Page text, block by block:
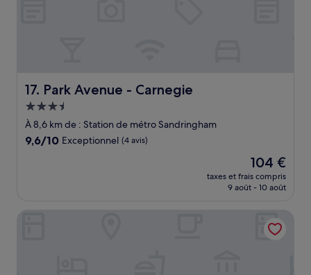
17. Park Avenue - Carnegie
Park Avenue - Carnegie
Hébergement
3.5 étoiles
À 8,6 km de : Station de métro Sandringham
9.6
9,6/10 Exceptionnel (4 avis)
Le
nouveau
prix
de
104 €
104 €
taxes et frais compris
9 août - 10 août